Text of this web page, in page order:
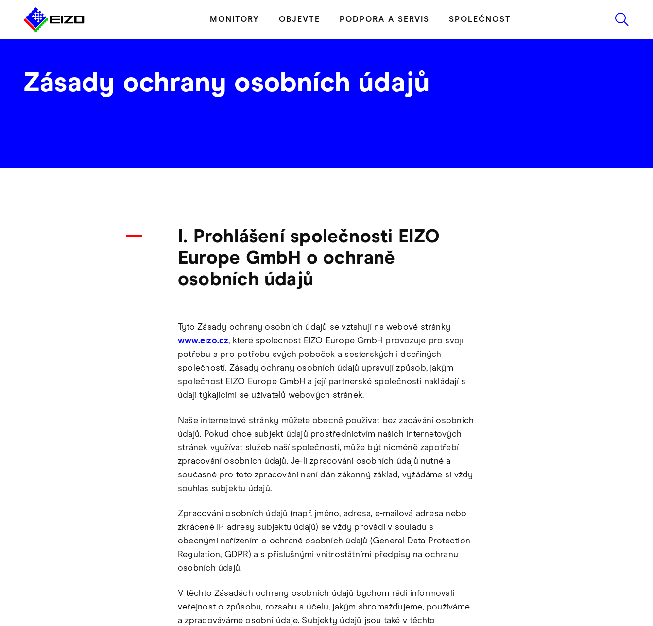
MONITORY OBJEVTE PODPORA A SERVIS SPOLEČNOST
Zásady ochrany osobních údajů
I. Prohlášení společnosti EIZO
Europe GmbH o ochraně
osobních údajů
Tyto Zásady ochrany osobních údajů se vztahují na webové stránky
www.eizo.cz, které společnost EIZO Europe GmbH provozuje pro svoji
potřebu a pro potřebu svých poboček a sesterských i dceřiných
společností. Zásady ochrany osobních údajů upravují způsob, jakým
společnost EIZO Europe GmbH a její partnerské společnosti nakládají s
údaji týkajícími se uživatelů webových stránek.
Naše internetové stránky můžete obecně používat bez zadávání osobních
údajů. Pokud chce subjekt údajů prostřednictvím našich internetových
stránek využívat služeb naší společnosti, může být nicméně zapotřebí
zpracování osobních údajů. Je-li zpracování osobních údajů nutné a
současně pro toto zpracování není dán zákonný základ, vyžádáme si vždy
souhlas subjektu údajů.
Zpracování osobních údajů (např. jméno, adresa, e-mailová adresa nebo
zkrácené IP adresy subjektu údajů) se vždy provádí v souladu s
obecnými nařízením o ochraně osobních údajů (General Data Protection
Regulation, GDPR) a s příslušnými vnitrostátními předpisy na ochranu
osobních údajů.
V těchto Zásadách ochrany osobních údajů bychom rádi informovali
veřejnost o způsobu, rozsahu a účelu, jakým shromažďujeme, používáme
a zpracováváme osobní údaje. Subjekty údajů jsou také v těchto